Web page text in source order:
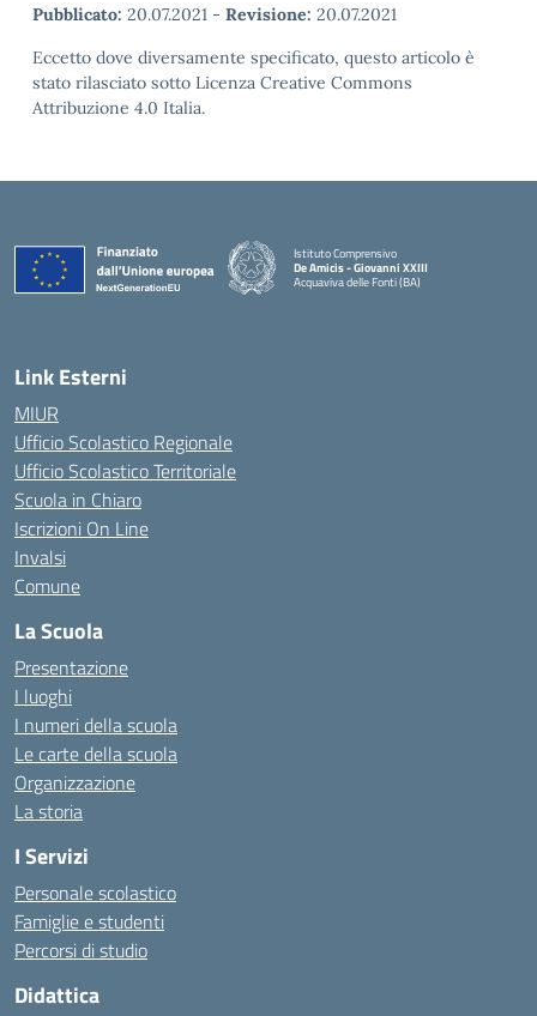
Pubblicato: 20.07.2021 - Revisione: 20.07.2021
Eccetto dove diversamente specificato, questo articolo è
stato rilasciato sotto Licenza Creative Commons
Attribuzione 4.0 Italia.
Istituto Comprensivo
De Amicis - Giovanni XXIII
Acquaviva delle Fonti (BA)
— Visita la pagina iniziale della scuola
Link Esterni
MIUR
Ufficio Scolastico Regionale
Ufficio Scolastico Territoriale
Scuola in Chiaro
Iscrizioni On Line
Invalsi
Comune
La Scuola
Presentazione
I luoghi
I numeri della scuola
Le carte della scuola
Organizzazione
La storia
I Servizi
Personale scolastico
Famiglie e studenti
Percorsi di studio
Didattica